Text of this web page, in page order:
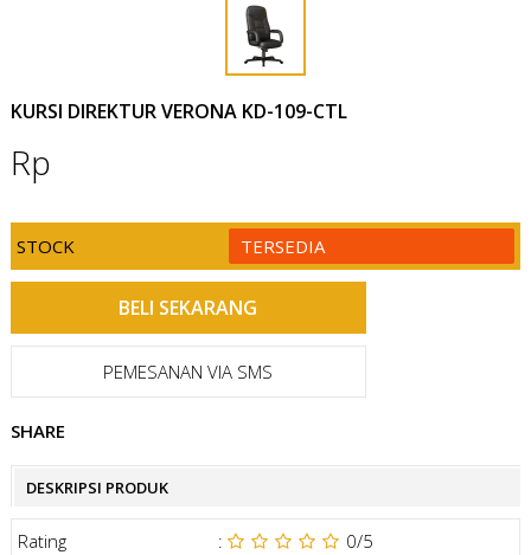
KURSI DIREKTUR VERONA KD-109-CTL
Rp
STOCK TERSEDIA
PEMESANAN VIA SMS
SHARE
DESKRIPSI PRODUK
Rating : 0/5